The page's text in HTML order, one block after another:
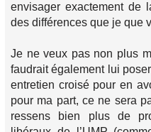
envisager exactement de
des différences que je que
Je ne veux pas non plus
faudrait également lui
entretien croisé pour en
pour ma part, ce ne sera
ressens bien plus de